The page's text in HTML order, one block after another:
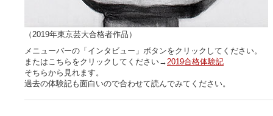
（2019年東京芸大合格者作品）
メニューバーの「インタビュー」ボタンをクリックしてください。
またはこちらをクリックしてください→2019合格体験記
そちらから見れます。
過去の体験記も面白いので合わせて読んでみてください。